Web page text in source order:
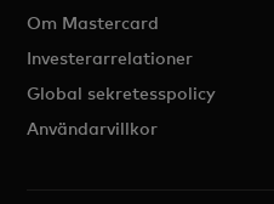
Om Mastercard
Investerarrelationer
Global sekretesspolicy
Användarvillkor